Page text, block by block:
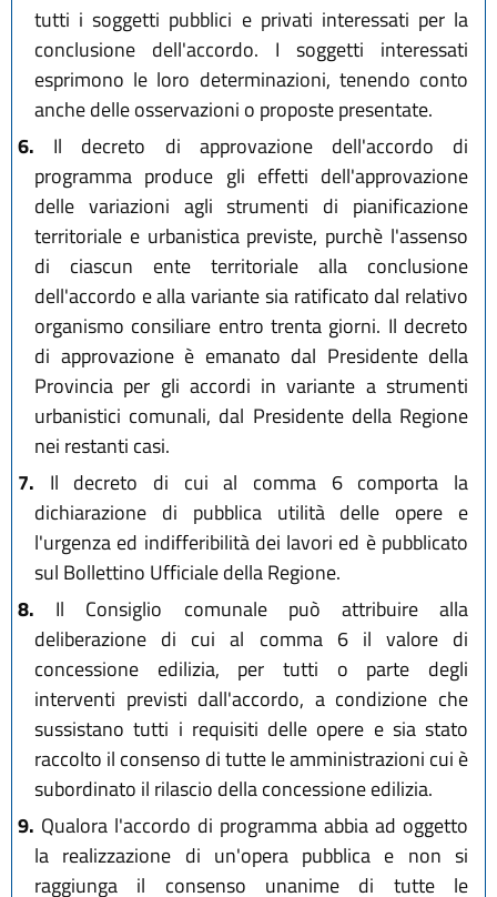
tutti i soggetti pubblici e privati interessati per la
conclusione dell'accordo. I soggetti interessati
esprimono le loro determinazioni, tenendo conto
anche delle osservazioni o proposte presentate.
6. Il decreto di approvazione dell'accordo di
programma produce gli effetti dell'approvazione
delle variazioni agli strumenti di pianificazione
territoriale e urbanistica previste, purchè l'assenso
di ciascun ente territoriale alla conclusione
dell'accordo e alla variante sia ratificato dal relativo
organismo consiliare entro trenta giorni. Il decreto
di approvazione è emanato dal Presidente della
Provincia per gli accordi in variante a strumenti
urbanistici comunali, dal Presidente della Regione
nei restanti casi.
7. Il decreto di cui al comma 6 comporta la
dichiarazione di pubblica utilità delle opere e
l'urgenza ed indifferibilità dei lavori ed è pubblicato
sul Bollettino Ufficiale della Regione.
8. Il Consiglio comunale può attribuire alla
deliberazione di cui al comma 6 il valore di
concessione edilizia, per tutti o parte degli
interventi previsti dall'accordo, a condizione che
sussistano tutti i requisiti delle opere e sia stato
raccolto il consenso di tutte le amministrazioni cui è
subordinato il rilascio della concessione edilizia.
9. Qualora l'accordo di programma abbia ad oggetto
la realizzazione di un'opera pubblica e non si
raggiunga il consenso unanime di tutte le